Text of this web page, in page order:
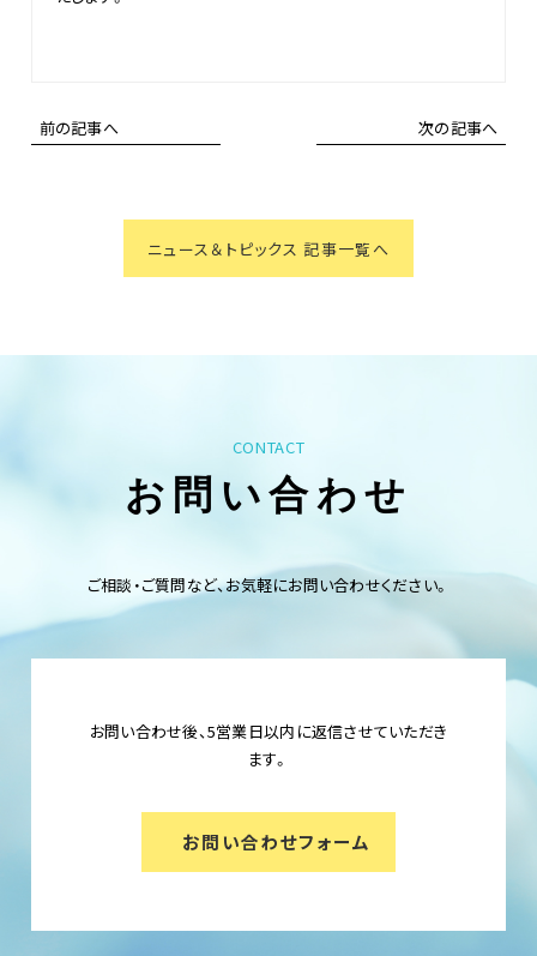
前の記事へ
ニュース＆トピックス 記事一覧へ
次の記事へ
CONTACT
お問い合わせ
ご相談・ご質問など、お気軽にお問い合わせください。
お問い合わせ後、5営業日以内に返信させていただき
ます。
お問い合わせフォーム